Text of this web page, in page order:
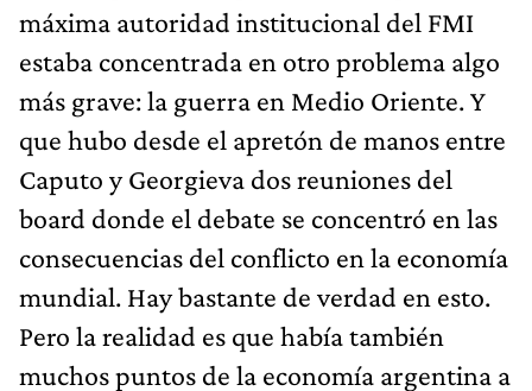
máxima autoridad institucional del FMI
estaba concentrada en otro problema algo
más grave: la guerra en Medio Oriente. Y
que hubo desde el apretón de manos entre
Caputo y Georgieva dos reuniones del
board donde el debate se concentró en las
consecuencias del conflicto en la economía
mundial. Hay bastante de verdad en esto.
Pero la realidad es que había también
muchos puntos de la economía argentina a